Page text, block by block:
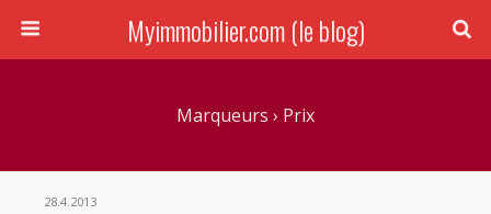
Myimmobilier.com (le blog)
Marqueurs › Prix
28.4.2013